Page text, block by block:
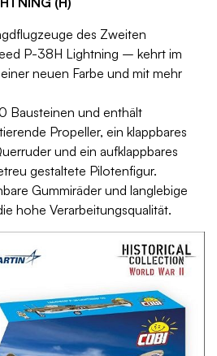
des Zweiten
P-38H Lightning – kehrt im
neuen Farbe und mit mehr
Bausteinen und enthält
Propeller, ein klappbares
und ein aufklappbares
gestaltete Pilotenfigur.
Gummiräder und langlebige
hohe Verarbeitungsqualität.